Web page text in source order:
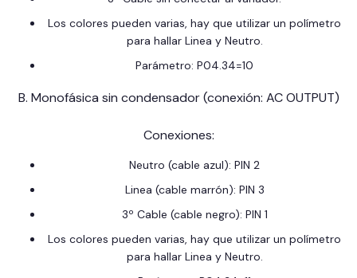
Los colores pueden varias, hay que utilizar un polímetro
para hallar Linea y Neutro.
Parámetro: P04.34=10
B. Monofásica sin condensador (conexión: AC OUTPUT)
Conexiones:
Neutro (cable azul): PIN 2
Linea (cable marrón): PIN 3
3º Cable (cable negro): PIN 1
Los colores pueden varias, hay que utilizar un polímetro
para hallar Linea y Neutro.